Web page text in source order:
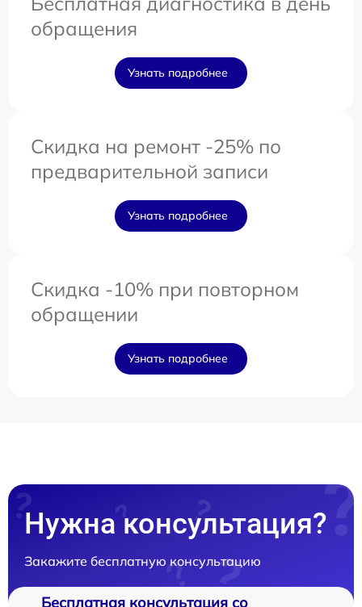
обращения
Узнать подробнее
Скидка на ремонт -25% по
предварительной записи
Узнать подробнее
Скидка -10% при повторном
обращении
Узнать подробнее
Нужна консультация?
Закажите бесплатную консультацию
Бесплатная консультация со